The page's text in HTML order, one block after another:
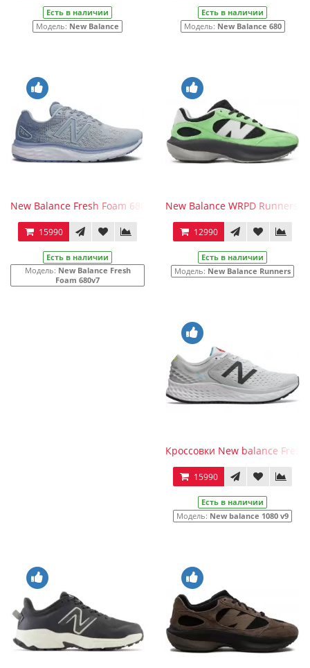
Есть в наличии
Модель: New Balance
Есть в наличии
Модель: New Balance 680
New Balance Fresh Foam 680v7 UV Glow
15990
Есть в наличии
Модель: New Balance Fresh
Foam 680v7
New Balance WRPD Runners
12990
Есть в наличии
Модель: New Balance Runners
Кроссовки New balance
15990
Есть в наличии
Модель: New balance 1080 v9